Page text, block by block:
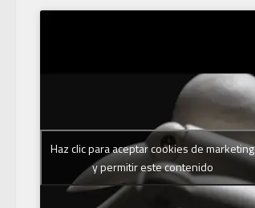
Haz clic para aceptar cookies de marketing
y permitir este contenido